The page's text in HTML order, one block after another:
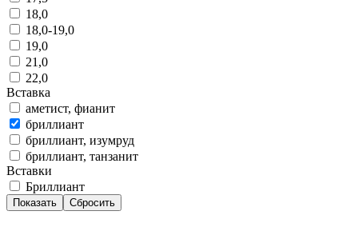
18,0
18,0-19,0
19,0
21,0
22,0
Вставка
аметист, фианит
бриллиант
бриллиант, изумруд
бриллиант, танзанит
Вставки
Бриллиант